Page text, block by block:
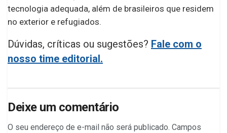
tecnologia adequada, além de brasileiros que residem
no exterior e refugiados.
Dúvidas, críticas ou sugestões? Fale com o
nosso time editorial.
Deixe um comentário
O seu endereço de e-mail não será publicado. Campos